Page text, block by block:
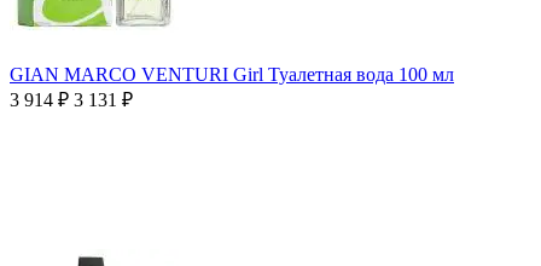
GIAN MARCO VENTURI Girl Туалетная вода 100 мл
3 914 ₽ 3 131 ₽